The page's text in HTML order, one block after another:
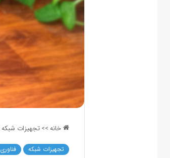
خانه>> تجهیزات شبکه
تجهیزات شبکه فناوری